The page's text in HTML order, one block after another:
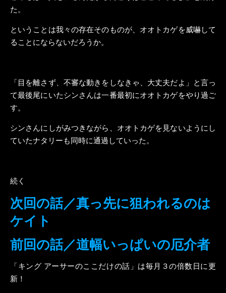
た。
ということは我々の存在そのものが、オオトカゲを威嚇して
ることにならないだろうか。
「目を離さず、不審な動きをしなきゃ、大丈夫だよ」と言っ
て最後尾にいたシンさんは一番最初にオオトカゲをやり過ご
す。
シンさんにしがみつきながら、オオトカゲを見ないようにし
ていたナタリーも同時に通過していった。
続く
次回の話／真っ先に狙われるのは
ケイト
前回の話／道幅いっぱいの厄介者
「キング アーサーのここだけの話」は毎月３の倍数日に更
新！